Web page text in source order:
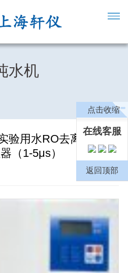
水机
验用水RO去离子纯水
（1-5μs）
点击收缩
在线客服
返回顶部